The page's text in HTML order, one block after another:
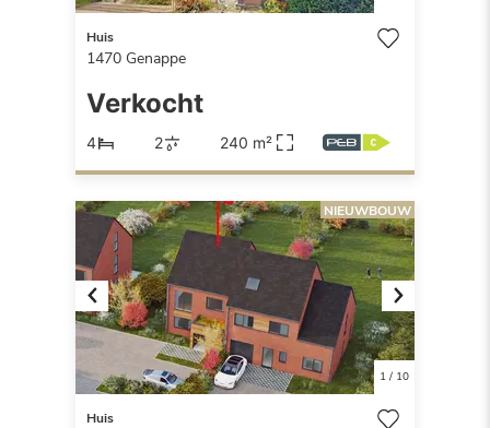
Huis
1470 Genappe
Verkocht
4 2 240 m²
Previous Next
1/ 10
NIEUWBOUW
Huis